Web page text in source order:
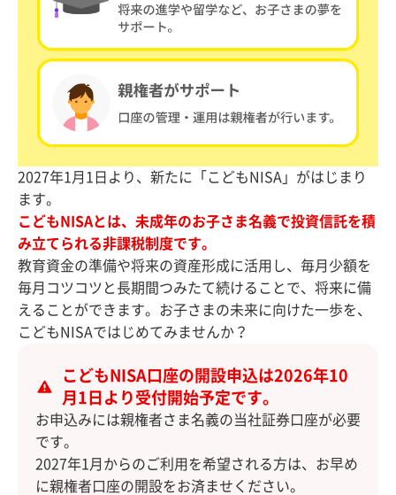
2027年1月1日より、新たに「こどもNISA」がはじまり
ます。
こどもNISAとは、未成年のお子さま名義で投資信託を積
み立てられる非課税制度です。
教育資金の準備や将来の資産形成に活用し、毎月少額を
毎月コツコツと長期間つみたて続けることで、将来に備
えることができます。お子さまの未来に向けた一歩を、
こどもNISAではじめてみませんか？
こどもNISA口座の開設申込は2026年10
月1日より受付開始予定です。
お申込みには親権者さま名義の当社証券口座が必要
です。
2027年1月からのご利用を希望される方は、お早め
に親権者口座の開設をお済ませください。